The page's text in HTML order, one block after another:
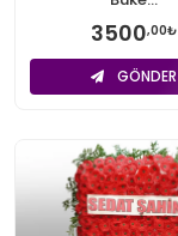
3500,00₺
GÖNDER